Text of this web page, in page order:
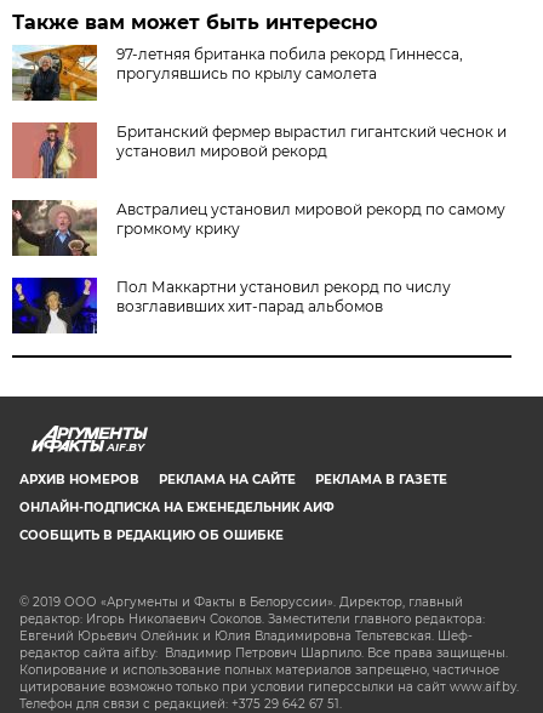
Также вам может быть интересно
97-летняя британка побила рекорд Гиннесса,
прогулявшись по крылу самолета
Британский фермер вырастил гигантский чеснок и
установил мировой рекорд
Австралиец установил мировой рекорд по самому
громкому крику
Пол Маккартни установил рекорд по числу
возглавивших хит-парад альбомов
AIF.BY
АРХИВ НОМЕРОВ РЕКЛАМА НА САЙТЕ
РЕКЛАМА В ГАЗЕТЕ
ОНЛАЙН-ПОДПИСКА НА ЕЖЕНЕДЕЛЬНИК АИФ
СООБЩИТЬ В РЕДАКЦИЮ ОБ ОШИБКЕ
© 2019 ООО «Аргументы и Факты в Белоруссии». Директор, главный
редактор: Игорь Николаевич Соколов. Заместители главного редактора:
Евгений Юрьевич Олейник и Юлия Владимировна Тельтевская. Шеф-
редактор сайта aif.by: Владимир Петрович Шарпило. Все права защищены.
Копирование и использование полных материалов запрещено, частичное
цитирование возможно только при условии гиперссылки на сайт www.aif.by.
Телефон для связи с редакцией: +375 29 642 67 51.